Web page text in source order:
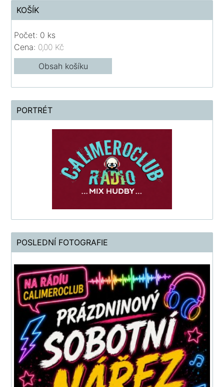
KOŠÍK
Počet: 0 ks
Cena: 0,00 Kč
Obsah košíku
PORTRÉT
POSLEDNÍ FOTOGRAFIE